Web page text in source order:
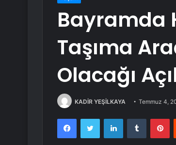
Bayramda
Taşıma
Olacağı
KADİR YEŞİLKAYA Temmuz 4,
FacebookTwitter LinkedInTumblr